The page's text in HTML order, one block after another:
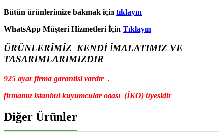
Bütün ürünlerimize bakmak için tıklayın
WhatsApp Müşteri Hizmetleri İçin Tıklayın
ÜRÜNLERİMİZ KENDİ İMALATIMIZ VE
TASARIMLARIMIZDIR
925 ayar firma garantisi vardır .
firmamız istanbul kuyumcular odası (İKO) üyesidir
Diğer Ürünler